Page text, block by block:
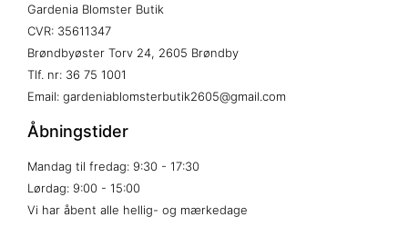
Gardenia Blomster Butik
CVR: 35611347
Brøndbyøster Torv 24, 2605 Brøndby
Tlf. nr: 36 75 1001
Email: gardeniablomsterbutik2605@gmail.com
Åbningstider
Mandag til fredag: 9:30 - 17:30
Lørdag: 9:00 - 15:00
Vi har åbent alle hellig- og mærkedage